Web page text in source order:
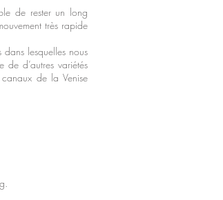
de rester un long
très rapide
lesquelles nous
d’autres variétés
de la Venise